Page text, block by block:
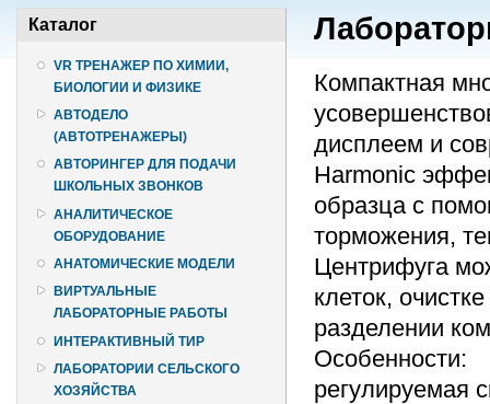
Каталог
VR ТРЕНАЖЕР ПО ХИМИИ,
БИОЛОГИИ И ФИЗИКЕ
АВТОДЕЛО
(АВТОТРЕНАЖЕРЫ)
АВТОРИНГЕР ДЛЯ ПОДАЧИ
ШКОЛЬНЫХ ЗВОНКОВ
АНАЛИТИЧЕСКОЕ
ОБОРУДОВАНИЕ
АНАТОМИЧЕСКИЕ МОДЕЛИ
ВИРТУАЛЬНЫЕ
ЛАБОРАТОРНЫЕ РАБОТЫ
ИНТЕРАКТИВНЫЙ ТИР
ЛАБОРАТОРИИ СЕЛЬСКОГО
ХОЗЯЙСТВА
Компактная
дисплеем и
Harmonic
образца с
торможения,
Центрифуга
клеток,
разделении
Особенности:
регулируемая